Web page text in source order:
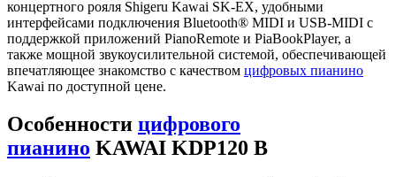
концертного рояля Shigeru Kawai SK-EX, удобными
интерфейсами подключения Bluetooth® MIDI и USB-MIDI с
поддержкой приложений PianoRemote и PiaBookPlayer, а
также мощной звукоусилительной системой, обеспечивающей
впечатляющее знакомство с качеством цифровых пианино
Kawai по доступной цене.
Особенности цифрового
пианино KAWAI KDP120 B